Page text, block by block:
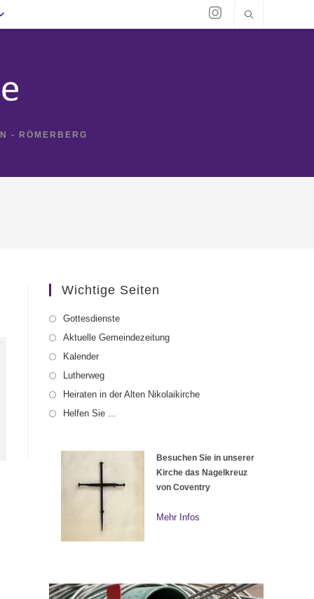
- RÖMERBERG
Wichtige Seiten
Gottesdienste
Aktuelle Gemeindezeitung
Kalender
Lutherweg
Heiraten in der Alten Nikolaikirche
Helfen Sie ...
Besuchen Sie in unserer
Kirche das Nagelkreuz
von Coventry
Mehr Infos